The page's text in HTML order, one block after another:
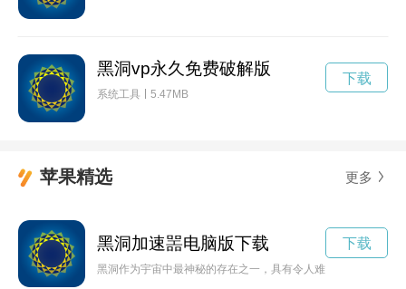
黑洞vp永久免费破解版
系统工具 5.47MB
下载
苹果精选 更多
黑洞加速噐电脑版下载
黑洞作为宇宙中最神秘的存在之一，具有令人难以想象的引力
下载